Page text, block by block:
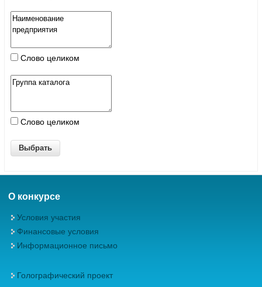
Слово целиком
Слово целиком
О конкурсе
Условия участия
Финансовые условия
Информационное письмо
Голографический проект